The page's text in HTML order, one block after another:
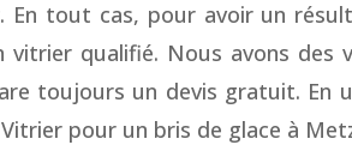
En tout cas, pour avoir un
vitrier qualifié. Nous avons des
toujours un devis gratuit. En
pour un bris de glace à